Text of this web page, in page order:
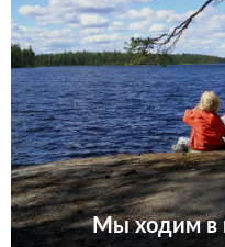
Мы ходим в